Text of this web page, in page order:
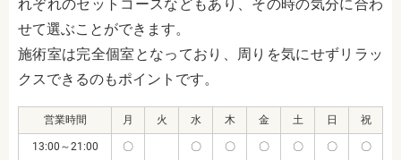
れぞれのセットコースなどもあり、その時の気分に合わ
せて選ぶことができます。
施術室は完全個室となっており、周りを気にせずリラッ
クスできるのもポイントです。
営業時間 月 火 水 木 金 土 日 祝
13:00～21:00 〇 〇 〇 〇 〇 〇 〇